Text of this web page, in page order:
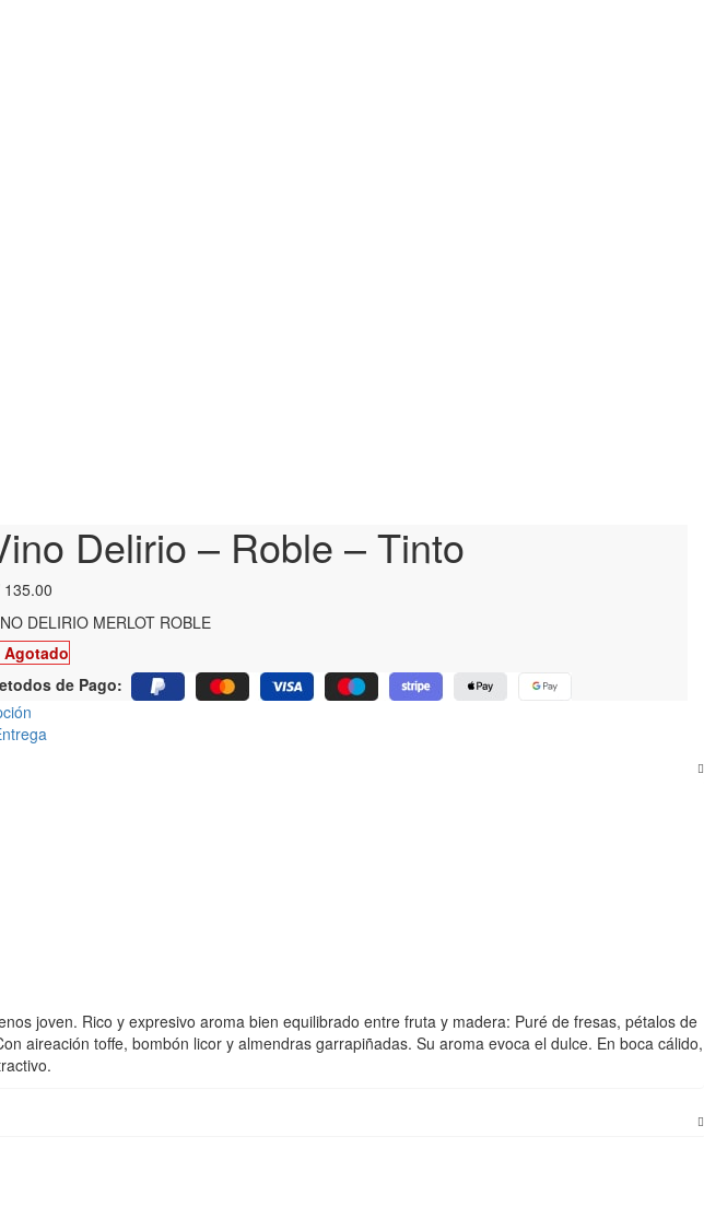
Delirio – Roble – Tinto
135.00
DELIRIO MERLOT ROBLE
Agotado
de Pago:
joven. Rico y expresivo aroma bien equilibrado entre fruta y madera: Puré de fresas, pétalos de
aireación toffe, bombón licor y almendras garrapiñadas. Su aroma evoca el dulce. En boca cálido,